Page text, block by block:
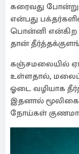
கரைவது போன்று
என்பது
பொன்னி என்கிற
தான்
கஞ்சமலையில்
உள்ளதால்,
ஓடை வழியாக
இதனால்
நோய்கள்